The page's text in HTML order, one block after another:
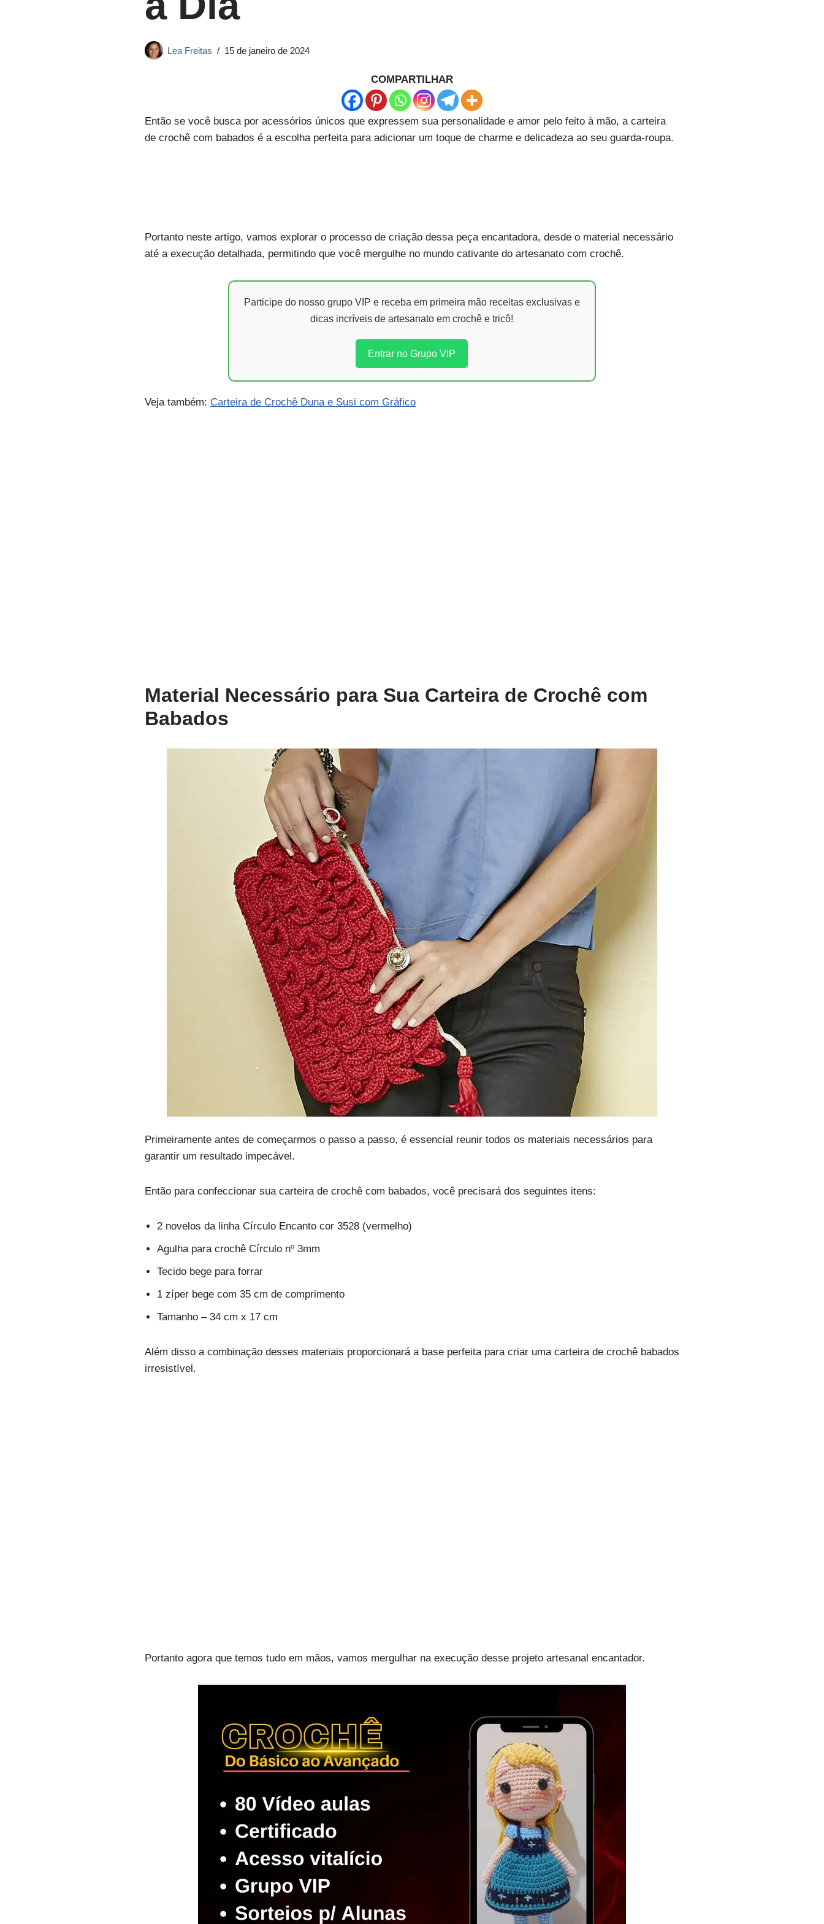
Lea Freitas 15 de janeiro de 2024
COMPARTILHAR
Então se você busca por acessórios únicos que expressem sua personalidade e amor pelo feito à mão, a carteira
de crochê com babados é a escolha perfeita para adicionar um toque de charme e delicadeza ao seu guarda-roupa.
Portanto neste artigo, vamos explorar o processo de criação dessa peça encantadora, desde o material necessário
até a execução detalhada, permitindo que você mergulhe no mundo cativante do artesanato com crochê.
Participe do nosso grupo VIP e receba em primeira mão receitas exclusivas e
dicas incríveis de artesanato em crochê e tricô!
Entrar no Grupo VIP
Veja também: Carteira de Crochê Duna e Susi com Gráfico
Material Necessário para Sua Carteira de Crochê com
Babados
Primeiramente antes de começarmos o passo a passo, é essencial reunir todos os materiais necessários para
garantir um resultado impecável.
Então para confeccionar sua carteira de crochê com babados, você precisará dos seguintes itens:
2 novelos da linha Círculo Encanto cor 3528 (vermelho)
Agulha para crochê Círculo nº 3mm
Tecido bege para forrar
1 zíper bege com 35 cm de comprimento
Tamanho – 34 cm x 17 cm
Além disso a combinação desses materiais proporcionará a base perfeita para criar uma carteira de crochê babados
irresistível.
Portanto agora que temos tudo em mãos, vamos mergulhar na execução desse projeto artesanal encantador.